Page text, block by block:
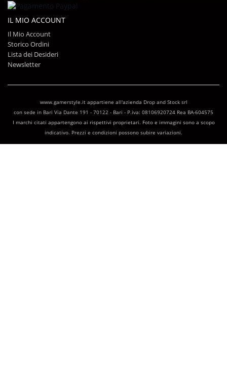
IL MIO ACCOUNT
Il Mio Account
Storico Ordini
Lista dei Desideri
Newsletter
www.gamerstyle.it appartiene all'azienda Drop and Stock srl
con sede in Bari Via Dante 191 - 70122 - Bari - P.iva: 08106920724 Rea BA-604575
I marchi citati appartengono ai rispettivi proprietari. Foto e immagini sono a scopo
indicativo. Prezzi e condizioni possono subire variazioni.